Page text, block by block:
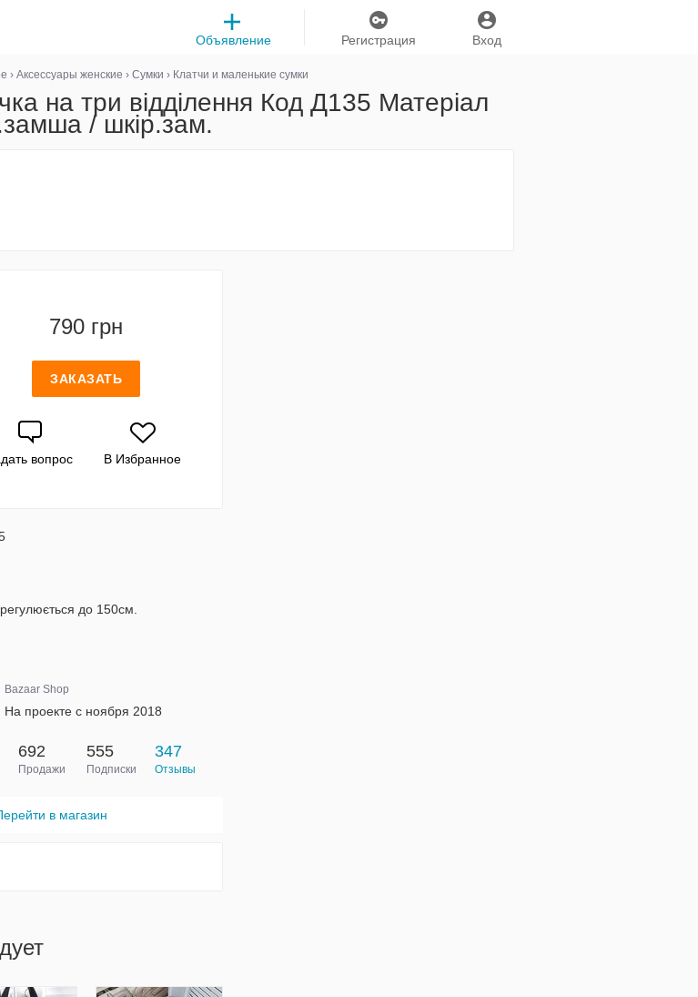
Вход
Регистрация
Объявление
› Аксессуары женские › Сумки › Клатчи и маленькие сумки
на три відділення Код Д135 Матеріал
/ шкір.зам.
790 грн
ЗАКАЗАТЬ
вопрос В Избранное
до 150см.
Bazaar Shop
На проекте с ноября 2018
692
Продажи
555
Подписки
347
Отзывы
в магазин